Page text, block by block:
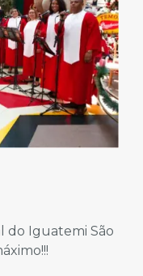
do Iguatemi São